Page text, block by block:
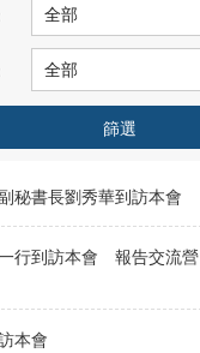
篩選
秘書長劉秀華到訪本會
行到訪本會 報告交流營
本會